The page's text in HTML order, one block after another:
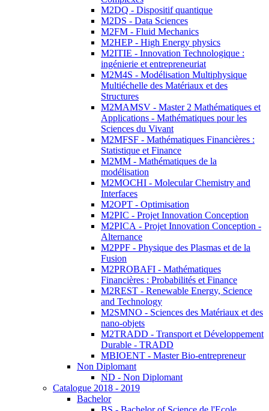
M2DQ - Dispositif quantique
M2DS - Data Sciences
M2FM - Fluid Mechanics
M2HEP - High Energy physics
M2ITIE - Innovation Technologique :
ingénierie et entrepreneuriat
M2M4S - Modélisation Multiphysique
Multiéchelle des Matériaux et des
Structures
M2MAMSV - Master 2 Mathématiques et
Applications - Mathématiques pour les
Sciences du Vivant
M2MFSF - Mathématiques Financières :
Statistique et Finance
M2MM - Mathématiques de la
modélisation
M2MOCHI - Molecular Chemistry and
Interfaces
M2OPT - Optimisation
M2PIC - Projet Innovation Conception
M2PICA - Projet Innovation Conception -
Alternance
M2PPF - Physique des Plasmas et de la
Fusion
M2PROBAFI - Mathématiques
Financières : Probabilités et Finance
M2REST - Renewable Energy, Science
and Technology
M2SMNO - Sciences des Matériaux et des
nano-objets
M2TRADD - Transport et Développement
Durable - TRADD
MBIOENT - Master Bio-entrepreneur
Non Diplomant
ND - Non Diplomant
Catalogue 2018 - 2019
Bachelor